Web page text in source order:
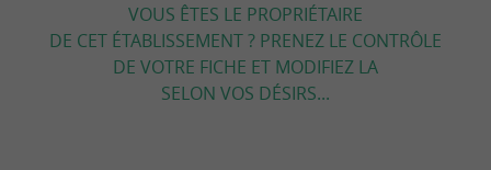
VOUS ÊTES LE PROPRIÉTAIRE
DE CET ÉTABLISSEMENT ? PRENEZ LE CONTRÔLE
DE VOTRE FICHE ET MODIFIEZ LA
SELON VOS DÉSIRS...